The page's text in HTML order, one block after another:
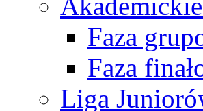
Faza
Faza
Liga